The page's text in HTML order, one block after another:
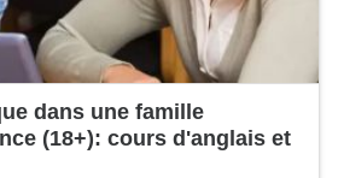
dans une famille
(18+): cours d'anglais et